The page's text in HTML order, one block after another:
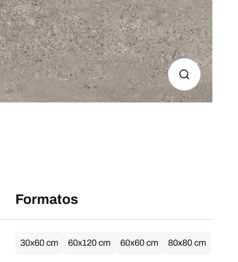
Formatos
30x60 cm 60x120 cm 60x60 cm 80x80 cm